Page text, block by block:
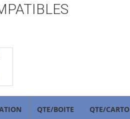
QTE/BOITE QTE/